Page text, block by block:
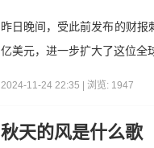
昨日晚间，受此前发布的财
亿美元，进一步扩大了这位全
2024-11-24 22:35 | 浏览: 1947
秋天的风是什么歌